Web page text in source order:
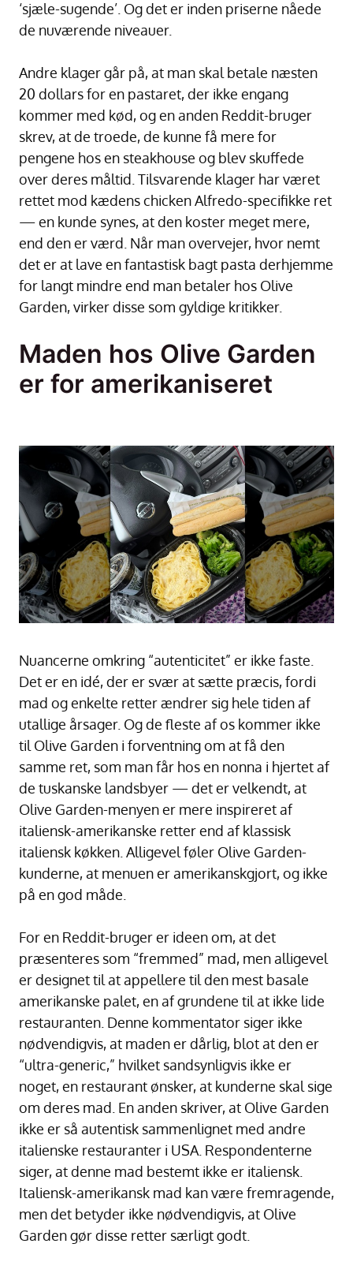
‘sjæle-sugende’. Og det er inden priserne nåede
de nuværende niveauer.
Andre klager går på, at man skal betale næsten
20 dollars for en pastaret, der ikke engang
kommer med kød, og en anden Reddit-bruger
skrev, at de troede, de kunne få mere for
pengene hos en steakhouse og blev skuffede
over deres måltid. Tilsvarende klager har været
rettet mod kædens chicken Alfredo-specifikke ret
— en kunde synes, at den koster meget mere,
end den er værd. Når man overvejer, hvor nemt
det er at lave en fantastisk bagt pasta derhjemme
for langt mindre end man betaler hos Olive
Garden, virker disse som gyldige kritikker.
Maden hos Olive Garden
er for amerikaniseret
Nuancerne omkring “autenticitet” er ikke faste.
Det er en idé, der er svær at sætte præcis, fordi
mad og enkelte retter ændrer sig hele tiden af
utallige årsager. Og de fleste af os kommer ikke
til Olive Garden i forventning om at få den
samme ret, som man får hos en nonna i hjertet af
de tuskanske landsbyer — det er velkendt, at
Olive Garden-menyen er mere inspireret af
italiensk-amerikanske retter end af klassisk
italiensk køkken. Alligevel føler Olive Garden-
kunderne, at menuen er amerikanskgjort, og ikke
på en god måde.
For en Reddit-bruger er ideen om, at det
præsenteres som “fremmed” mad, men alligevel
er designet til at appellere til den mest basale
amerikanske palet, en af grundene til at ikke lide
restauranten. Denne kommentator siger ikke
nødvendigvis, at maden er dårlig, blot at den er
“ultra-generic,” hvilket sandsynligvis ikke er
noget, en restaurant ønsker, at kunderne skal sige
om deres mad. En anden skriver, at Olive Garden
ikke er så autentisk sammenlignet med andre
italienske restauranter i USA. Respondenterne
siger, at denne mad bestemt ikke er italiensk.
Italiensk-amerikansk mad kan være fremragende,
men det betyder ikke nødvendigvis, at Olive
Garden gør disse retter særligt godt.